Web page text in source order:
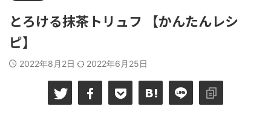
とろける抹茶トリュフ 【かんたんレシ
ピ】
2022年8月2日 2022年6月25日